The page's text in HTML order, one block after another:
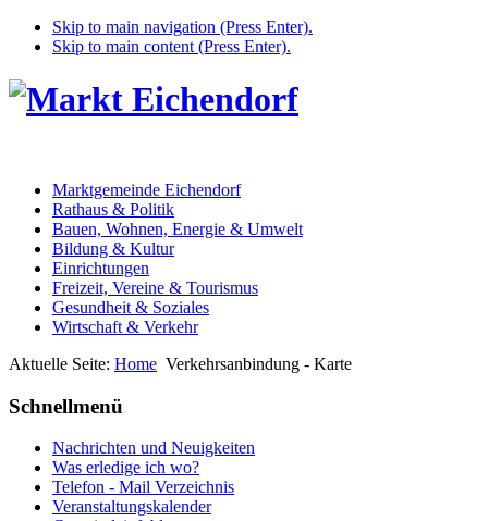
Skip to main navigation (Press Enter).
Skip to main content (Press Enter).
Marktgemeinde Eichendorf
Rathaus & Politik
Bauen, Wohnen, Energie & Umwelt
Bildung & Kultur
Einrichtungen
Freizeit, Vereine & Tourismus
Gesundheit & Soziales
Wirtschaft & Verkehr
Aktuelle Seite: Home Verkehrsanbindung - Karte
Schnellmenü
Nachrichten und Neuigkeiten
Was erledige ich wo?
Telefon - Mail Verzeichnis
Veranstaltungskalender